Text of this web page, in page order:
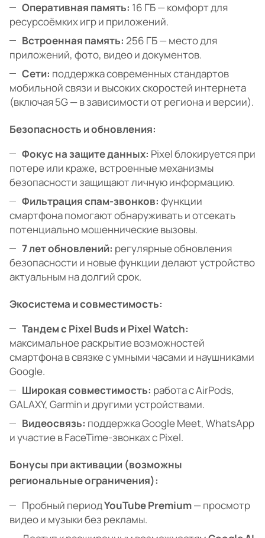
Оперативная память: 16 ГБ — комфорт для
ресурсоёмких игр и приложений.
Встроенная память: 256 ГБ — место для
приложений, фото, видео и документов.
Сети: поддержка современных стандартов
мобильной связи и высоких скоростей интернета
(включая 5G — в зависимости от региона и версии).
Безопасность и обновления:
Фокус на защите данных: Pixel блокируется при
потере или краже, встроенные механизмы
безопасности защищают личную информацию.
Фильтрация спам-звонков: функции
смартфона помогают обнаруживать и отсекать
потенциально мошеннические вызовы.
7 лет обновлений: регулярные обновления
безопасности и новые функции делают устройство
актуальным на долгий срок.
Экосистема и совместимость:
Тандем с Pixel Buds и Pixel Watch:
максимальное раскрытие возможностей
смартфона в связке с умными часами и наушниками
Google.
Широкая совместимость: работа с AirPods,
GALAXY, Garmin и другими устройствами.
Видеосвязь: поддержка Google Meet, WhatsApp
и участие в FaceTime-звонках с Pixel.
Бонусы при активации (возможны
региональные ограничения):
Пробный периодYouTube Premium— просмотр
видео и музыки без рекламы.